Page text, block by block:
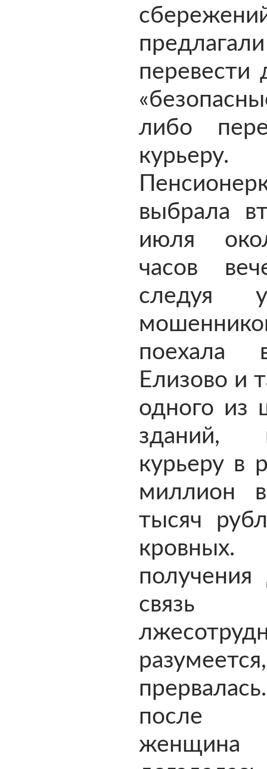
перевести
либо
курьеру.
выбрала
июля
часов
следуя
поехала
Елизово и
одного из
зданий,
курьеру в
миллион
тысяч
получения
разумеется,
после
женщина